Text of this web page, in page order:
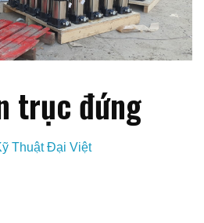
trục đứng
Thuật Đại Việt